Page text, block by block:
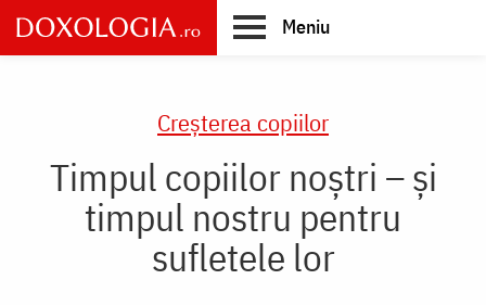
Skip
to
main
Meniu
Creşterea copiilor
Timpul copiilor noștri – și
timpul nostru pentru
sufletele lor